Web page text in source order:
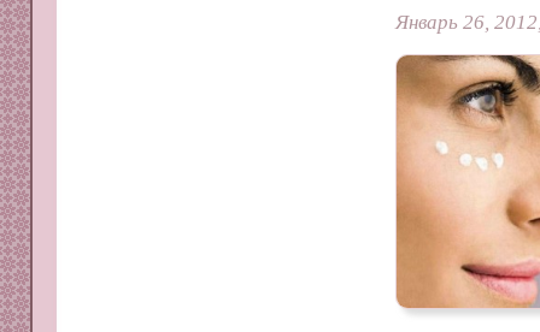
Январь 26,